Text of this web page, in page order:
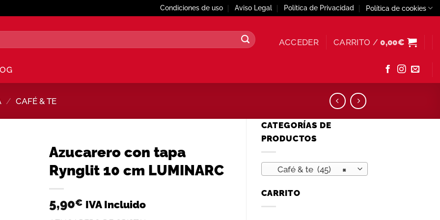
Condiciones de uso Aviso Legal Política de Privacidad Política de cookies
ACCEDER CARRITO /0,00€
/ CAFÉ & TE
CATEGORÍAS DE
PRODUCTOS
×
Café & te (45)
CARRITO
Azucarero con tapa
Rynglit 10 cm LUMINARC
5,90€ IVA Incluido